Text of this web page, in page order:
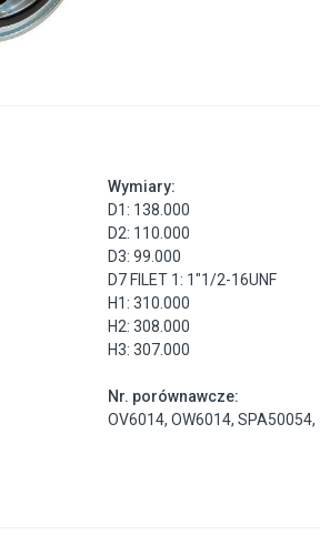
Wymiary:
D1: 138.000
D2: 110.000
D3: 99.000
D7 FILET 1: 1"1/2-16UNF
H1: 310.000
H2: 308.000
H3: 307.000
Nr. porównawcze:
OV6014,OW6014,SPA50054,